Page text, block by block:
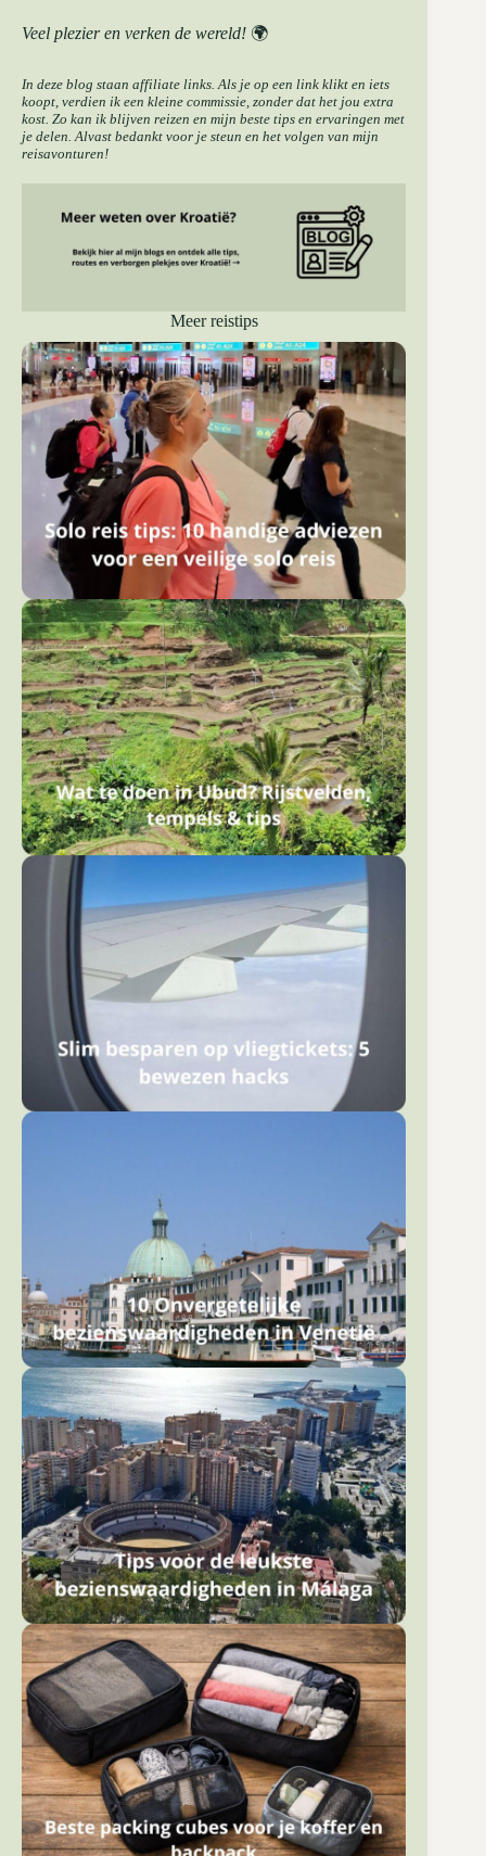
Veel plezier en verken de wereld! 🌍
In deze blog staan affiliate links. Als je op een link klikt en iets
koopt, verdien ik een kleine commissie, zonder dat het jou extra
kost. Zo kan ik blijven reizen en mijn beste tips en ervaringen met
je delen. Alvast bedankt voor je steun en het volgen van mijn
reisavonturen!
Meer reistips